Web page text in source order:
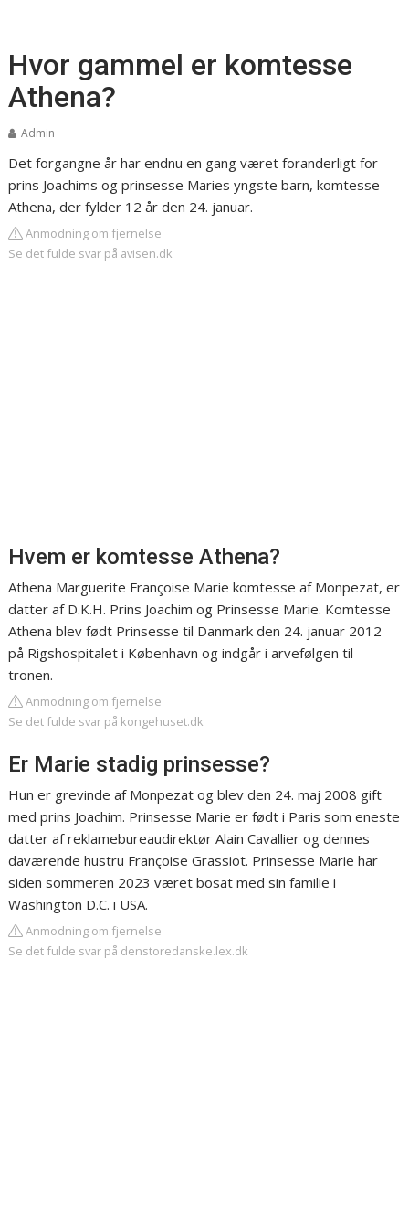
Hvor gammel er komtesse
Athena?
Admin
Det forgangne år har endnu en gang været foranderligt for
prins Joachims og prinsesse Maries yngste barn, komtesse
Athena, der fylder 12 år den 24. januar.
Anmodning om fjernelse
Se det fulde svar på avisen.dk
Hvem er komtesse Athena?
Athena Marguerite Françoise Marie komtesse af Monpezat, er
datter af D.K.H. Prins Joachim og Prinsesse Marie. Komtesse
Athena blev født Prinsesse til Danmark den 24. januar 2012
på Rigshospitalet i København og indgår i arvefølgen til
tronen.
Anmodning om fjernelse
Se det fulde svar på kongehuset.dk
Er Marie stadig prinsesse?
Hun er grevinde af Monpezat og blev den 24. maj 2008 gift
med prins Joachim. Prinsesse Marie er født i Paris som eneste
datter af reklamebureaudirektør Alain Cavallier og dennes
daværende hustru Françoise Grassiot. Prinsesse Marie har
siden sommeren 2023 været bosat med sin familie i
Washington D.C. i USA.
Anmodning om fjernelse
Se det fulde svar på denstoredanske.lex.dk